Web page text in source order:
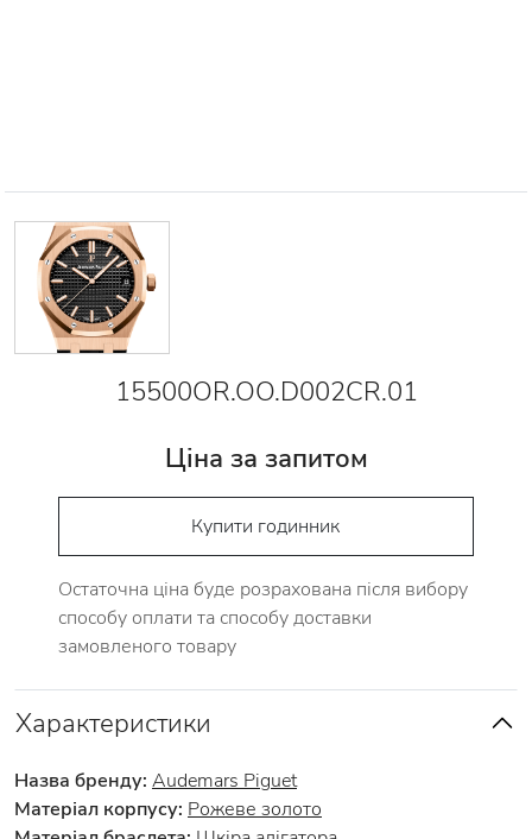
15500OR.OO.D002CR.01
Ціна за запитом
Купити годинник
Остаточна ціна буде розрахована після вибору
способу оплати та способу доставки
замовленого товару
Характеристики
Назва бренду: Audemars Piguet
Матеріал корпусу: Рожеве золото